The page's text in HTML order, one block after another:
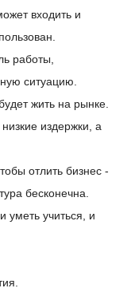
входить и
работы,
ситуацию.
жить на рынке.
издержки, а
отлить бизнес -
бесконечна.
уметь учиться, и